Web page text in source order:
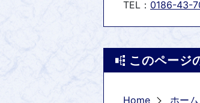
TEL： 0186-43-
このページ
Home ホー